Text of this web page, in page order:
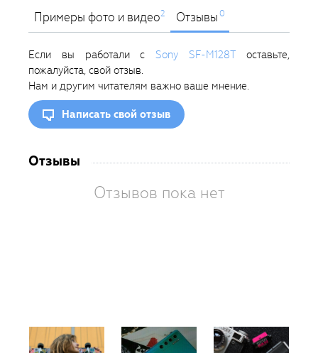
Примеры фото и видео2 Отзывы0
Если вы работали сSony SF-M128T оставьте,
пожалуйста, свой отзыв.
Нам и другим читателям важно ваше мнение.
Написать свой отзыв
Отзывы
Отзывов пока нет